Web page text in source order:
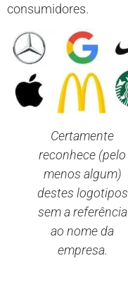
consumidores.
Certamente
reconhece (pelo
menos algum)
destes logotipos
sem a referência
ao nome da
empresa.